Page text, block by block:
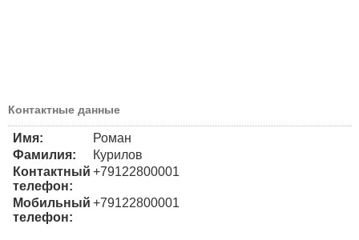
Контактные данные
Имя:
Роман
Фамилия:
Курилов
Контактный
телефон:
+79122800001
Мобильный
телефон:
+79122800001